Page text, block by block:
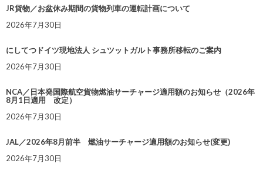
JR貨物／お盆休み期間の貨物列車の運転計画について
2026年7月30日
にしてつドイツ現地法人 シュツットガルト事務所移転のご案内
2026年7月30日
NCA／日本発国際航空貨物燃油サーチャージ適用額のお知らせ（2026年
8月1日適用 改定）
2026年7月30日
JAL／2026年8月前半 燃油サーチャージ適用額のお知らせ(変更)
2026年7月30日